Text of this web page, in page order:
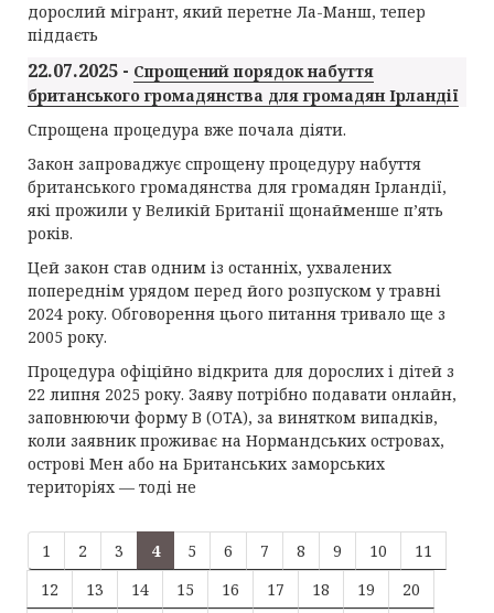
дорослий мігрант, який перетне Ла-Манш, тепер
піддаєть
22.07.2025 - Спрощений порядок набуття
британського громадянства для громадян Ірландії
Спрощена процедура вже почала діяти.
Закон запроваджує спрощену процедуру набуття
британського громадянства для громадян Ірландії,
які прожили у Великій Британії щонайменше п’ять
років.
Цей закон став одним із останніх, ухвалених
попереднім урядом перед його розпуском у травні
2024 року. Обговорення цього питання тривало ще з
2005 року.
Процедура офіційно відкрита для дорослих і дітей з
22 липня 2025 року. Заяву потрібно подавати онлайн,
заповнюючи форму B (OTA), за винятком випадків,
коли заявник проживає на Нормандських островах,
острові Мен або на Британських заморських
територіях — тоді не
1 2 3 4 5 6 7 8 9 10
11
12
13 14 15 16 17 18 19 20